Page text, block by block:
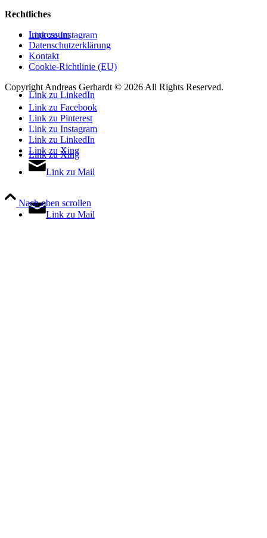
Link zu Instagram
Link zu LinkedIn
Link zu Xing
Link zu Mail
Rechtliches
Impressum
Datenschutzerklärung
Kontakt
Cookie-Richtlinie (EU)
Copyright Andreas Gerhardt © 2026 All Rights Reserved.
Link zu Facebook
Link zu Pinterest
Link zu Instagram
Link zu LinkedIn
Link zu Xing
Link zu Mail
Nach oben scrollen